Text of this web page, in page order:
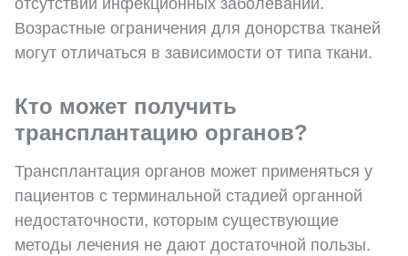
отсутствии инфекционных заболеваний.
Возрастные ограничения для донорства тканей
могут отличаться в зависимости от типа ткани.
Кто может получить
трансплантацию органов?
Трансплантация органов может применяться у
пациентов с терминальной стадией органной
недостаточности, которым существующие
методы лечения не дают достаточной пользы.